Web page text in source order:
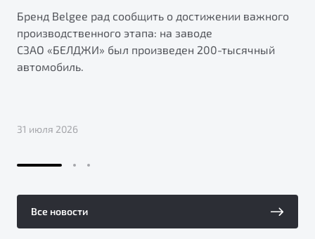
Бренд Belgee рад сообщить о достижении важного
производственного этапа: на заводе
СЗАО «БЕЛДЖИ» был произведен 200-тысячный
автомобиль.
31 июля 2026
Все новости